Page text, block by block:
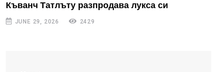
Къванч Татлъту разпродава лукса си
JUNE 29, 2026 2429